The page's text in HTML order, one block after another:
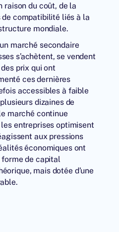
raison du coût, de la
compatibilité liés à la
mondiale.
marché secondaire
s’achètent, se vendent
prix qui ont
ces dernières
accessibles à faible
dizaines de
marché continue
les entreprises optimisent
aux pressions
économiques ont
de capital
mais dotée d’une